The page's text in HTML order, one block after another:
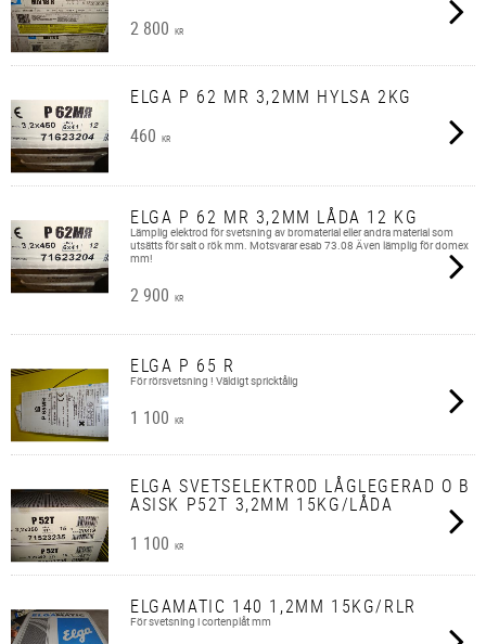
2 800 KR
ELGA P 62 MR 3,2MM HYLSA 2KG
460 KR
ELGA P 62 MR 3,2MM LÅDA 12 KG
Lämplig elektrod för svetsning av bromaterial eller andra material som
utsätts för salt o rök mm. Motsvarar esab 73.08 Även lämplig för domex
mm!
2 900 KR
ELGA P 65 R
För rörsvetsning ! Väldigt spricktålig
1 100 KR
ELGA SVETSELEKTROD LÅGLEGERAD O B
ASISK P52T 3,2MM 15KG/LÅDA
1 100 KR
ELGAMATIC 140 1,2MM 15KG/RLR
För svetsning i cortenplåt mm